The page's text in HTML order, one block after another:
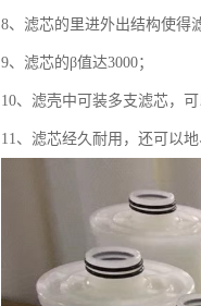
8、滤芯的里进外出结构使得
9、滤芯的β值达3000；
10、滤壳中可装多支滤芯，
11、滤芯经久耐用，还可以